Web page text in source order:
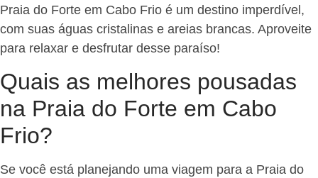
Praia do Forte em Cabo Frio é um destino imperdível,
com suas águas cristalinas e areias brancas. Aproveite
para relaxar e desfrutar desse paraíso!
Quais as melhores pousadas
na Praia do Forte em Cabo
Frio?
Se você está planejando uma viagem para a Praia do